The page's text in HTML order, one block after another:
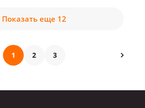
Показать еще 12
1 2 3